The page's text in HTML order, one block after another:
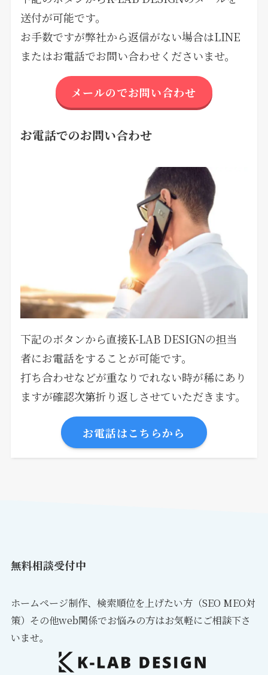
送付が可能です。
お手数ですが弊社から返信がない場合はLINE
またはお電話でお問い合わせくださいませ。
メールのでお問い合わせ
お電話でのお問い合わせ
下記のボタンから直接K-LAB DESIGNの担当
者にお電話をすることが可能です。
打ち合わせなどが重なりでれない時が稀にあり
ますが確認次第折り返しさせていただきます。
お電話はこちらから
無料相談受付中
ホームページ制作、検索順位を上げたい方（SEO MEO対
策）その他web関係でお悩みの方はお気軽にご相談下さ
いませ。